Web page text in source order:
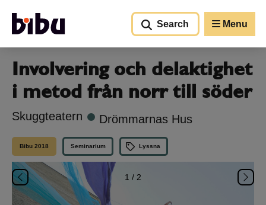
Search
Menu
Involvering och delaktighet
i metod från norr till söder
Skuggteatern Drömmarnas Hus
Bibu 2018 Seminarium Lyssna
1 / 2